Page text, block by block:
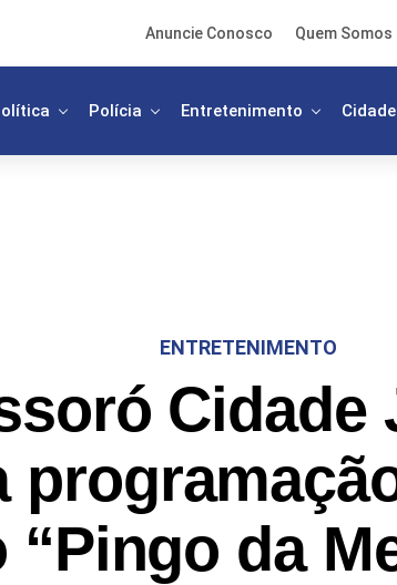
Anuncie Conosco Quem Somos
Polícia Entretenimento
ENTRETENIMENTO
Cidade
“Pingo da